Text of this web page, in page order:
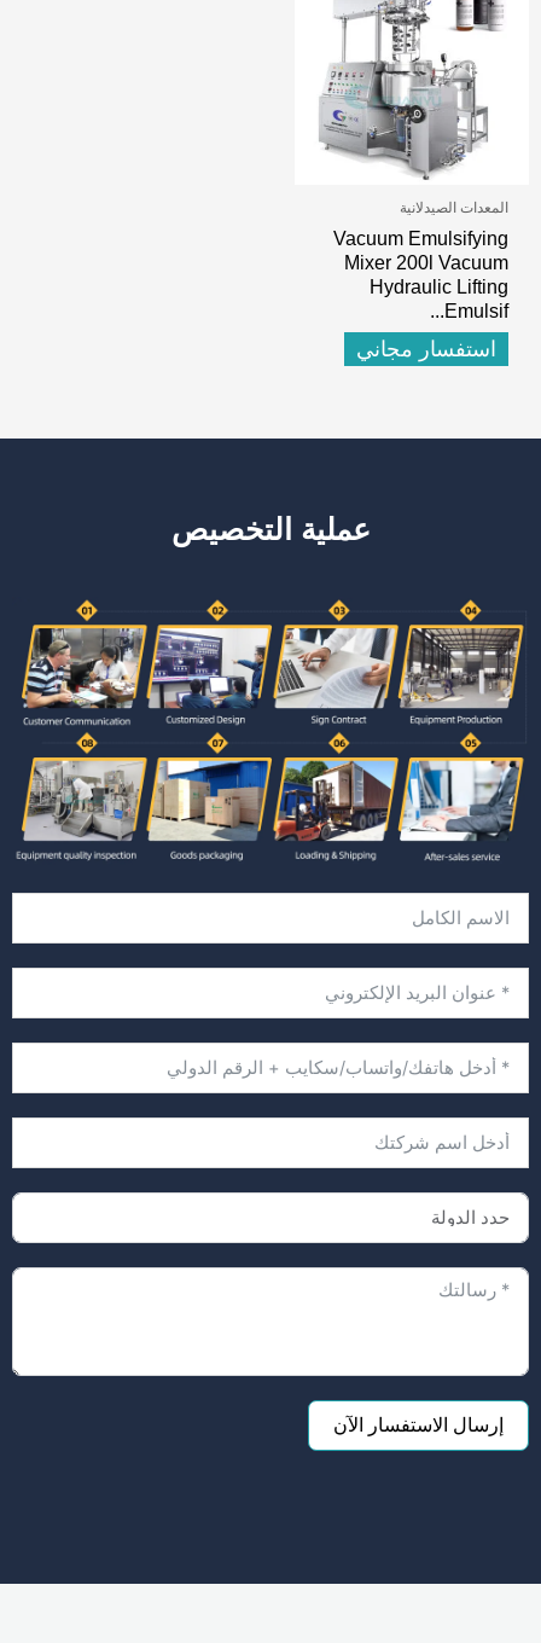
المعدات الصيدلانية
Vacuum Emulsifying
Mixer 200l Vacuum
Hydraulic Lifting
Emulsif..
.
استفسار مجاني
عملية التخصيص
إرسال الاستفسار الآن